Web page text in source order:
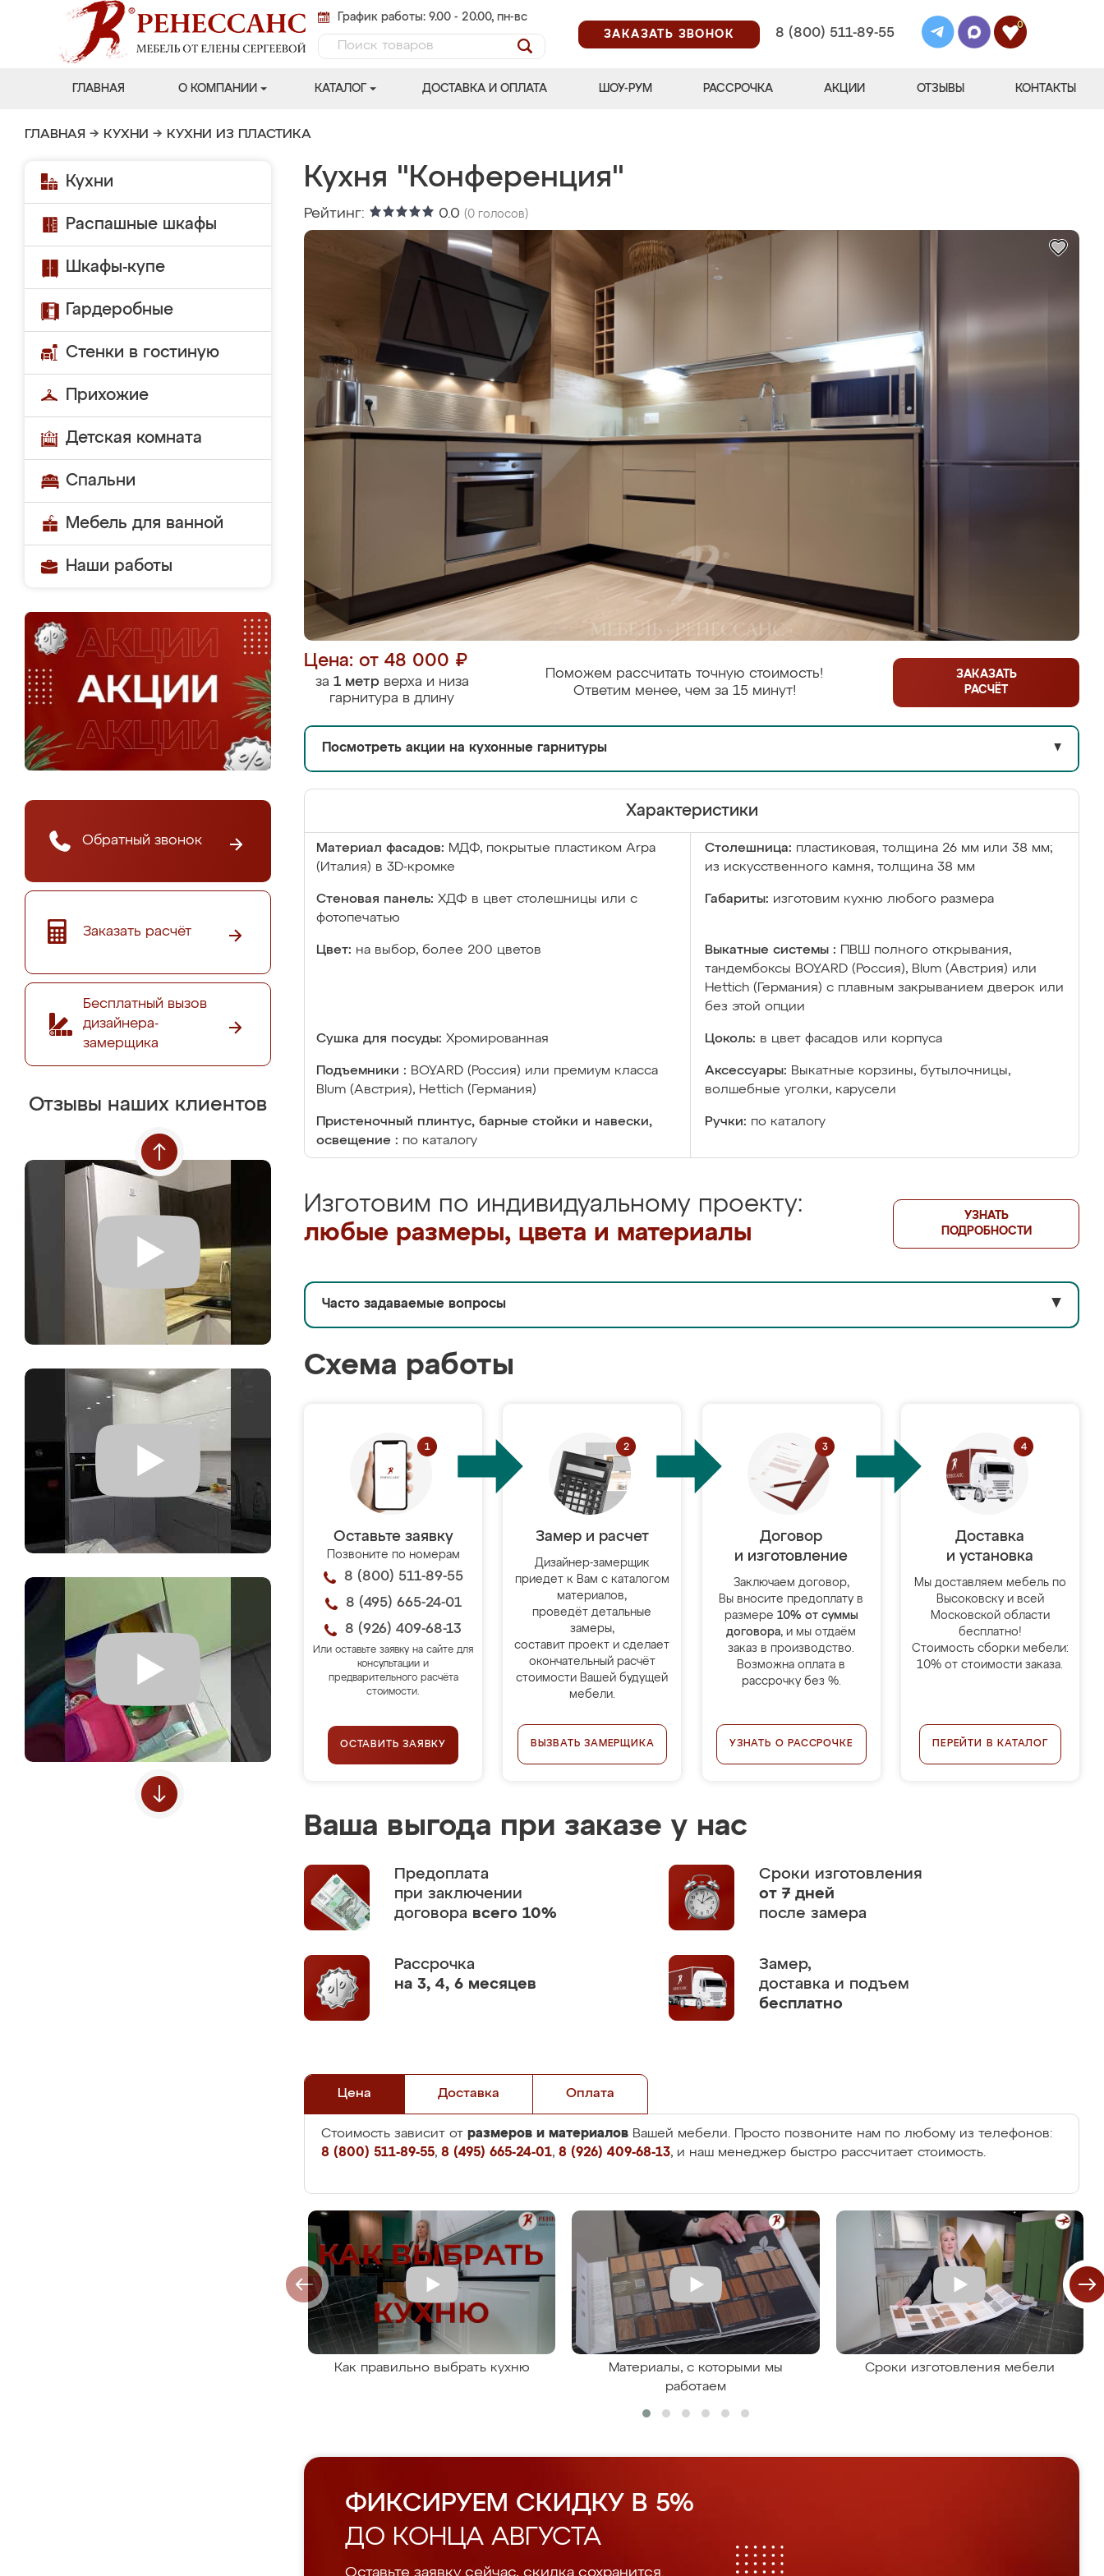
График работы: 9.00 - 20.00, пн-вс
ЗАКАЗАТЬ ЗВОНОК
8 (800) 511-89-55
0
ГЛАВНАЯ О КОМПАНИИ КАТАЛОГ ДОСТАВКА И ОПЛАТА ШОУ-РУМ РАССРОЧКА АКЦИИ ОТЗЫВЫ КОНТАКТЫ
ГЛАВНАЯ → КУХНИ → КУХНИ ИЗ ПЛАСТИКА
Кухни
Распашные шкафы
Шкафы-купе
Гардеробные
Стенки в гостиную
Прихожие
Детская комната
Спальни
Мебель для ванной
Наши работы
Обратный звонок
Заказать расчёт
Бесплатный вызов
дизайнера-
замерщика
Отзывы наших клиентов
Кухня "Конференция"
Рейтинг: 0.0 (0 голосов)
Цена: от 48 000 ₽
за 1 метрверха и низа
гарнитура в длину
Поможем рассчитать точную стоимость!
Ответим менее, чем за 15 минут!
ЗАКАЗАТЬ
РАСЧЁТ
Посмотреть акции на кухонные гарнитуры ▼
Характеристики
Материал фасадов: МДФ, покрытые пластиком Arpa
(Италия) в 3D-кромке
Столешница: пластиковая, толщина 26 мм или 38 мм;
из искусственного камня, толщина 38 мм
Стеновая панель: ХДФ в цвет столешницы или с
фотопечатью
Габариты: изготовим кухню любого размера
Цвет: на выбор, более 200 цветов Выкатные системы :
ПВШ полного открывания,
тандембоксы BOYARD (Россия), Blum (Австрия) или
Hettich (Германия) с плавным закрыванием дверок или
без этой опции
Сушка для посуды: Хромированная Цоколь: в цвет фасадов или корпуса
Подъемники : BOYARD (Россия) или премиум класса
Blum (Австрия), Hettich (Германия)
Аксессуары: Выкатные корзины, бутылочницы,
волшебные уголки, карусели
Пристеночный плинтус, барные стойки и навески,
освещение : по каталогу
Ручки: по каталогу
Изготовим по индивидуальному проекту:
любые размеры, цвета и материалы
УЗНАТЬ
ПОДРОБНОСТИ
Часто задаваемые вопросы ▼
Схема работы
Оставьте заявку
Позвоните по номерам
8 (800) 511-89-55
8 (495) 665-24-01
8 (926) 409-68-13
Или оставьте заявку на сайте для
консультации и
предварительного расчёта
стоимости.
ОСТАВИТЬ ЗАЯВКУ
Замер и расчет
Дизайнер-замерщик
приедет к Вам с каталогом
материалов,
проведёт детальные
замеры,
составит проект и сделает
окончательный расчёт
стоимости Вашей будущей
мебели.
ВЫЗВАТЬ ЗАМЕРЩИКА
Договор
и изготовление
Заключаем договор,
Вы вносите предоплату в
размере 10% от суммы
договора, и мы отдаём
заказ в производство.
Возможна оплата в
рассрочку без %.
УЗНАТЬ О РАССРОЧКЕ
Доставка
и установка
Мы доставляем мебель по
Высоковску и всей
Московской области
бесплатно!
Стоимость сборки мебели:
10% от стоимости заказа.
ПЕРЕЙТИ В КАТАЛОГ
Ваша выгода при заказе у нас
Предоплата
при заключении
договора всего 10%
Сроки изготовления
от 7 дней
после замера
Рассрочка
на 3, 4, 6 месяцев
Замер,
доставка и подъем
бесплатно
Цена Доставка Оплата
Стоимость зависит от размеров и материалов Вашей мебели. Просто позвоните нам по любому из телефонов:
8 (800) 511-89-55, 8 (495) 665-24-01, 8 (926) 409-68-13, и наш менеджер быстро рассчитает стоимость.
Как правильно выбрать кухню
Материалы, с которыми мы
работаем
Сроки изготовления мебели
ФИКСИРУЕМ СКИДКУ В 5%
ДО КОНЦА АВГУСТА
Оставьте заявку сейчас, скидка сохранится.